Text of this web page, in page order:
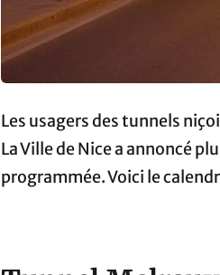
Les usagers des tunnels
La Ville de Nice a annoncé
programmée. Voici le